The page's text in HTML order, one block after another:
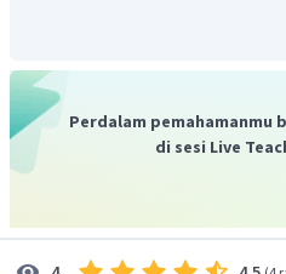
Perdalam pemahamanmu
di sesi Live